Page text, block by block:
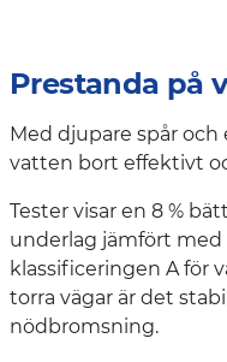
Prestanda på
Med djupare spår
vatten bort effektivt
Tester visar en 8 %
underlag jämfört med
klassificeringen A för
torra vägar är det
nödbromsning.